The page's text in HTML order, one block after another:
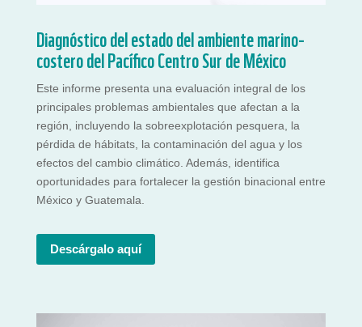
Diagnóstico del estado del ambiente marino-
costero del Pacífico Centro Sur de México
Este informe presenta una evaluación integral de los
principales problemas ambientales que afectan a la
región, incluyendo la sobreexplotación pesquera, la
pérdida de hábitats, la contaminación del agua y los
efectos del cambio climático. Además, identifica
oportunidades para fortalecer la gestión binacional entre
México y Guatemala.
Descárgalo aquí